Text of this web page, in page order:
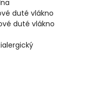
duté vlákno
duté vlákno